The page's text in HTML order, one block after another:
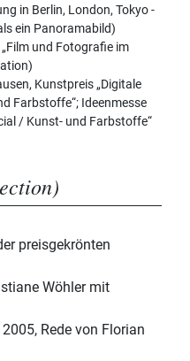
in Berlin, London, Tokyo -
ein Panoramabild)
und Fotografie im
Kunstpreis „Digitale
Farbstoffe“; Ideenmesse
/ Kunst- und Farbstoffe“
preisgekrönten
Wöhler mit
Rede von Florian